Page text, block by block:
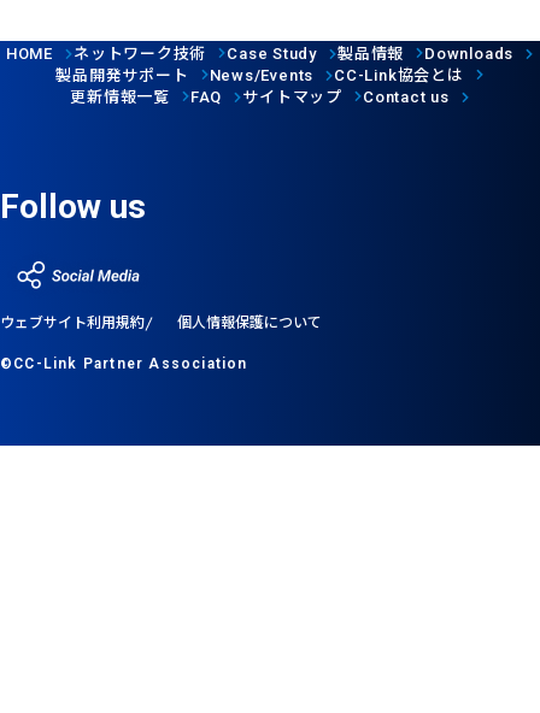
HOME ネットワーク技術 Case Study 製品情報 Downloads
製品開発サポート News/Events CC-Link協会とは
更新情報一覧
FAQ サイトマップ Contact us
Follow us
ウェブサイト利用規約 個人情報保護について
©CC-Link Partner Association